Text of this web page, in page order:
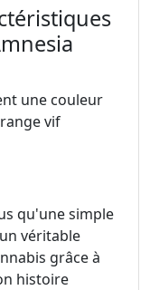
une couleur
vif
qu'une simple
véritable
grâce à
histoire